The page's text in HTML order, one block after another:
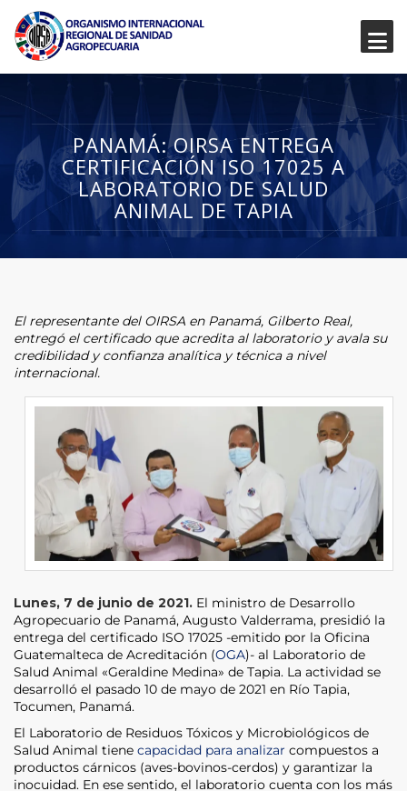
PANAMÁ: OIRSA ENTREGA
CERTIFICACIÓN ISO 17025 A
LABORATORIO DE SALUD
ANIMAL DE TAPIA
El representante del OIRSA en Panamá, Gilberto Real,
entregó el certificado que acredita al laboratorio y avala su
credibilidad y confianza analítica y técnica a nivel
internacional.
Lunes, 7 de junio de 2021. El ministro de Desarrollo
Agropecuario de Panamá, Augusto Valderrama, presidió la
entrega del certificado ISO 17025 -emitido por la Oficina
Guatemalteca de Acreditación (OGA)- al Laboratorio de
Salud Animal «Geraldine Medina» de Tapia. La actividad se
desarrolló el pasado 10 de mayo de 2021 en Río Tapia,
Tocumen, Panamá.
El Laboratorio de Residuos Tóxicos y Microbiológicos de
Salud Animal tiene capacidad para analizar compuestos a
productos cárnicos (aves-bovinos-cerdos) y garantizar la
inocuidad. En ese sentido, el laboratorio cuenta con los más